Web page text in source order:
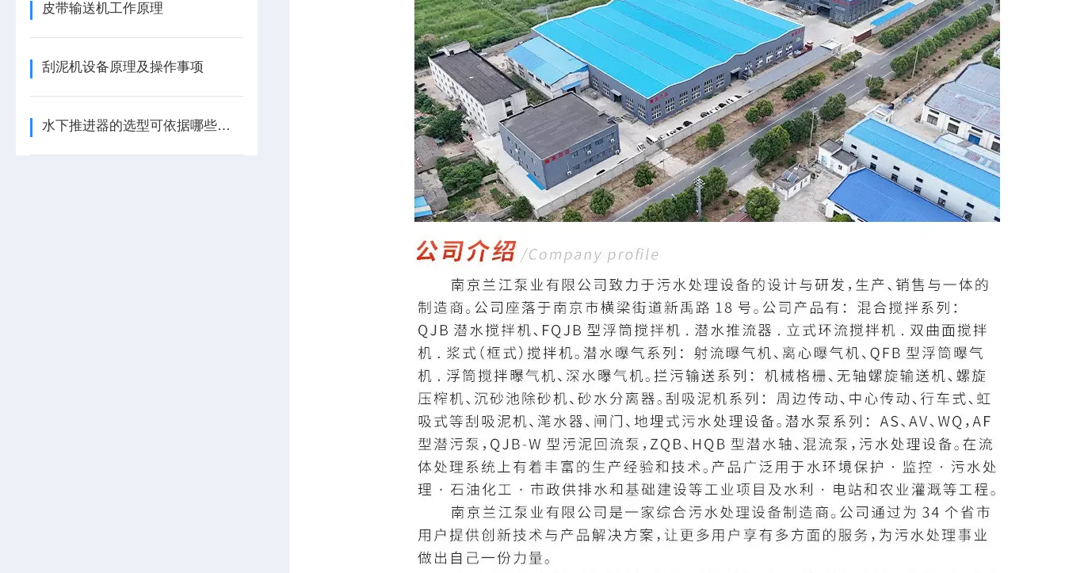
皮带输送机工作原理
刮泥机设备原理及操作事项
水下推进器的选型可依据哪些要点进行？